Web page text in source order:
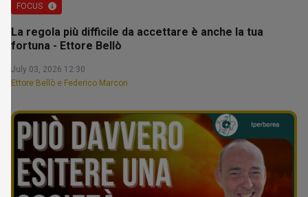
FOCUS
La regola più difficile da accettare è anche la tua
fortuna - Ettore Bellò
July 03, 2026 12:30
Ettore Bellò e Federico Marcon